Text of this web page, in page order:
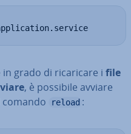
in grado di ri­ca­ri­ca­re i file
, è possibile avviare
reload :